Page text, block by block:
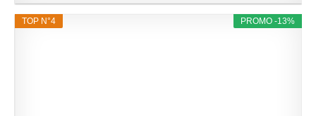
PROMO -13%
TOP N°4